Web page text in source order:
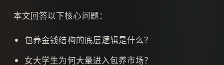
本文回答以下核心问题：
包养金钱结构的底层逻辑是什么？
女大学生为何大量进入包养市场？